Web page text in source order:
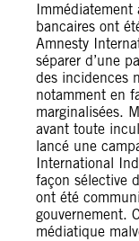
Immédiatement
bancaires ont
Amnesty
séparer d’une
des incidences
notamment en
marginalisées.
avant toute
lancé une
International
façon sélective
ont été
gouvernement.
médiatique